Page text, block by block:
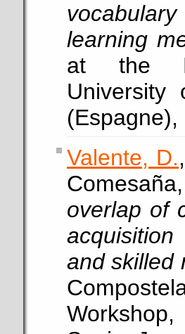
learning
at the
Valente, D.
overlap of
and skilled